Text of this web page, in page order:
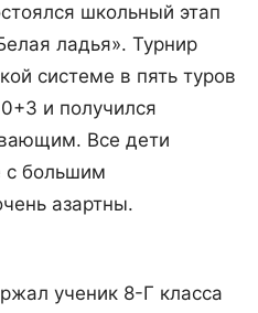
школьный этап
ладья». Турнир
системе в пять туров
и получился
Все дети
с большим
азартны.
ученик 8-Г класса